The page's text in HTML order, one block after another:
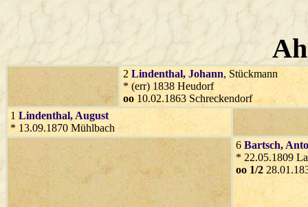
2 Lindenthal, Johann, Stückmann
* (err) 1838 Heudorf
oo 10.02.1863 Schreckendorf
1 Lindenthal, August
* 13.09.1870 Mühlbach
6 Bartsch,
* 22.05.1809
oo 1/2